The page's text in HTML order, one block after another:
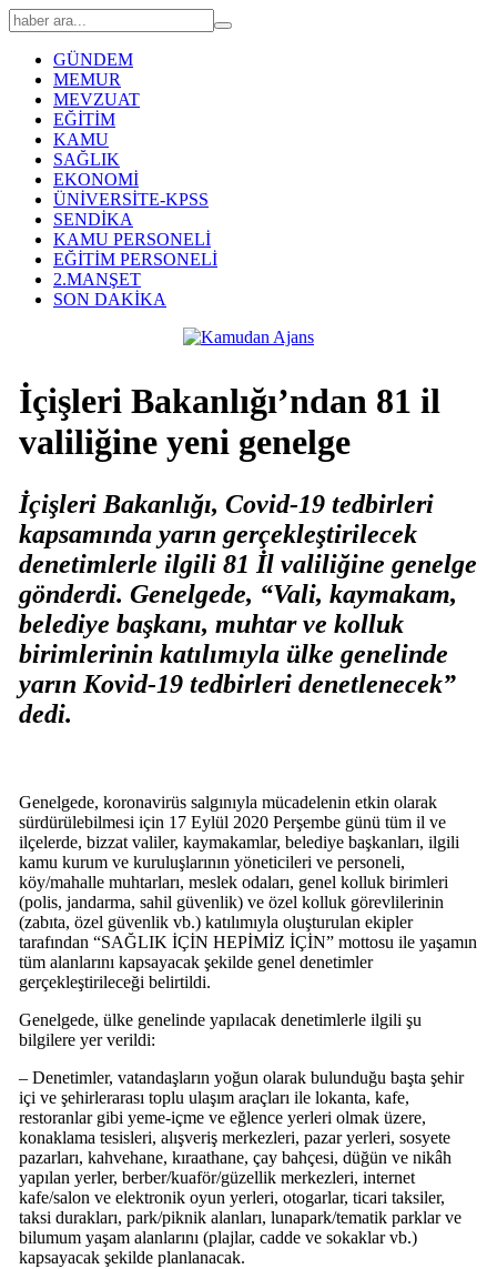
GÜNDEM
MEMUR
MEVZUAT
EĞİTİM
KAMU
SAĞLIK
EKONOMİ
ÜNİVERSİTE-KPSS
SENDİKA
KAMU PERSONELİ
EĞİTİM PERSONELİ
2.MANŞET
SON DAKİKA
İçişleri Bakanlığı’ndan 81 il
valiliğine yeni genelge
İçişleri Bakanlığı, Covid-19 tedbirleri
kapsamında yarın gerçekleştirilecek
denetimlerle ilgili 81 İl valiliğine genelge
gönderdi. Genelgede, “Vali, kaymakam,
belediye başkanı, muhtar ve kolluk
birimlerinin katılımıyla ülke genelinde
yarın Kovid-19 tedbirleri denetlenecek”
dedi.
Genelgede, koronavirüs salgınıyla mücadelenin etkin olarak
sürdürülebilmesi için 17 Eylül 2020 Perşembe günü tüm il ve
ilçelerde, bizzat valiler, kaymakamlar, belediye başkanları, ilgili
kamu kurum ve kuruluşlarının yöneticileri ve personeli,
köy/mahalle muhtarları, meslek odaları, genel kolluk birimleri
(polis, jandarma, sahil güvenlik) ve özel kolluk görevlilerinin
(zabıta, özel güvenlik vb.) katılımıyla oluşturulan ekipler
tarafından “SAĞLIK İÇİN HEPİMİZ İÇİN” mottosu ile yaşamın
tüm alanlarını kapsayacak şekilde genel denetimler
gerçekleştirileceği belirtildi.
Genelgede, ülke genelinde yapılacak denetimlerle ilgili şu
bilgilere yer verildi:
– Denetimler, vatandaşların yoğun olarak bulunduğu başta şehir
içi ve şehirlerarası toplu ulaşım araçları ile lokanta, kafe,
restoranlar gibi yeme-içme ve eğlence yerleri olmak üzere,
konaklama tesisleri, alışveriş merkezleri, pazar yerleri, sosyete
pazarları, kahvehane, kıraathane, çay bahçesi, düğün ve nikâh
yapılan yerler, berber/kuaför/güzellik merkezleri, internet
kafe/salon ve elektronik oyun yerleri, otogarlar, ticari taksiler,
taksi durakları, park/piknik alanları, lunapark/tematik parklar ve
bilumum yaşam alanlarını (plajlar, cadde ve sokaklar vb.)
kapsayacak şekilde planlanacak.